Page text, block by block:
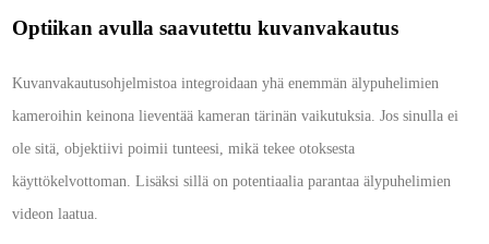
Optiikan avulla saavutettu kuvanvakautus
Kuvanvakautusohjelmistoa integroidaan yhä enemmän älypuhelimien
kameroihin keinona lieventää kameran tärinän vaikutuksia. Jos sinulla ei
ole sitä, objektiivi poimii tunteesi, mikä tekee otoksesta
käyttökelvottoman. Lisäksi sillä on potentiaalia parantaa älypuhelimien
videon laatua.